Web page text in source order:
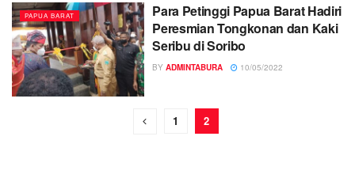
PAPUA BARAT
Para Petinggi Papua Barat Hadiri
Peresmian Tongkonan dan Kaki
Seribu di Soribo
BY ADMINTABURA 10/05/2022
1 2